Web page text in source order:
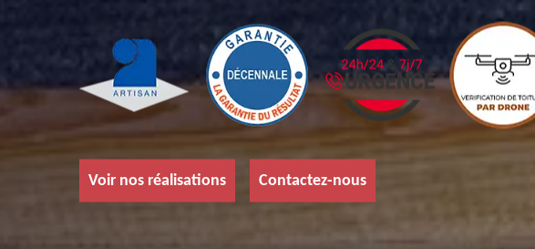
Voir nos réalisations Contactez-nous